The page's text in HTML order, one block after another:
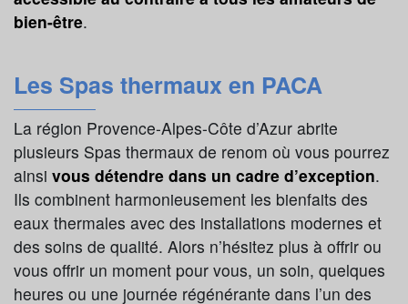
bien-être.
Les Spas thermaux en PACA
La région Provence-Alpes-Côte d’Azur abrite
plusieurs Spas thermaux de renom où vous pourrez
ainsi vous détendre dans un cadre d’exception.
Ils combinent harmonieusement les bienfaits des
eaux thermales avec des installations modernes et
des soins de qualité. Alors n’hésitez plus à offrir ou
vous offrir un moment pour vous, un soin, quelques
heures ou une journée régénérante dans l’un des